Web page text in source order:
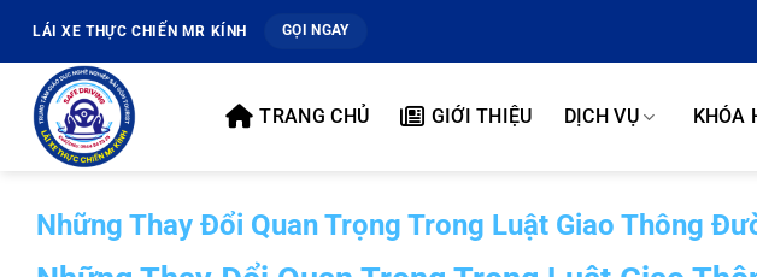
dung
LÁI XE THỰC CHIẾN MR KÍNH GỌI NGAY
TRANG CHỦ GIỚI THIỆU DỊCH VỤ KHÓA
Những Thay Đổi Quan Trọng Trong Luật Giao Thông